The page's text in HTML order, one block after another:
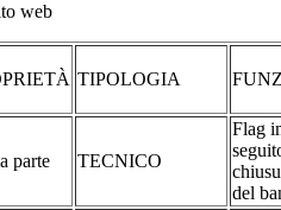
web
TIPOLOGIA
parte TECNICO
Flag
del